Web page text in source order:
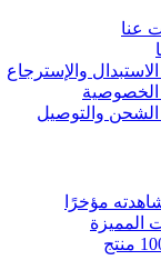
عنا
والإسترجاع
والتوصيل
مؤخرًا
المميزة